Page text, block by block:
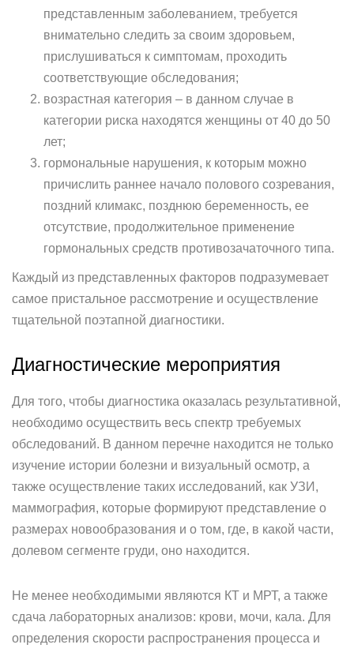
представленным заболеванием, требуется
внимательно следить за своим здоровьем,
прислушиваться к симптомам, проходить
соответствующие обследования;
возрастная категория – в данном случае в
категории риска находятся женщины от 40 до 50
лет;
гормональные нарушения, к которым можно
причислить раннее начало полового созревания,
поздний климакс, позднюю беременность, ее
отсутствие, продолжительное применение
гормональных средств противозачаточного типа.
Каждый из представленных факторов подразумевает
самое пристальное рассмотрение и осуществление
тщательной поэтапной диагностики.
Диагностические мероприятия
Для того, чтобы диагностика оказалась результативной,
необходимо осуществить весь спектр требуемых
обследований. В данном перечне находится не только
изучение истории болезни и визуальный осмотр, а
также осуществление таких исследований, как УЗИ,
маммография, которые формируют представление о
размерах новообразования и о том, где, в какой части,
долевом сегменте груди, оно находится.
Не менее необходимыми являются КТ и МРТ, а также
сдача лабораторных анализов: крови, мочи, кала. Для
определения скорости распространения процесса и